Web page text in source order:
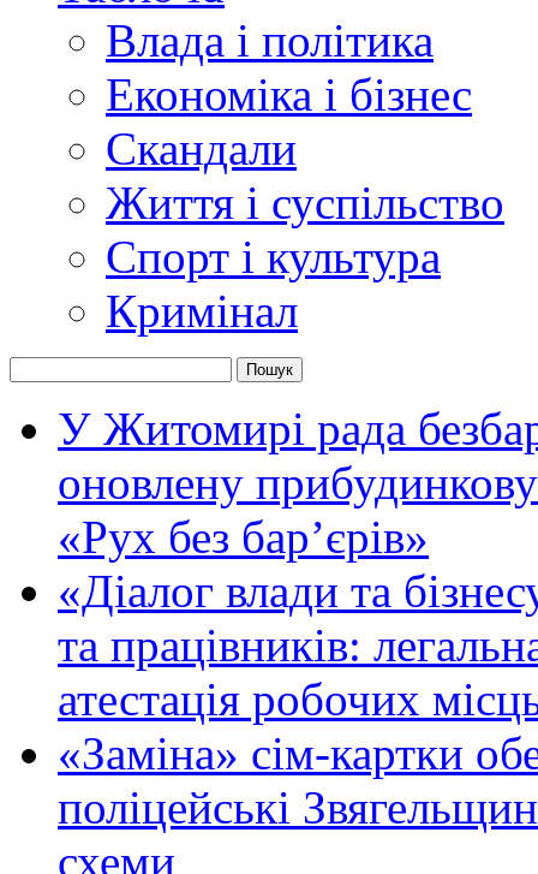
Влада і політика
Економіка і бізнес
Скандали
Життя і суспільство
Спорт і культура
Кримінал
У Житомирі рада
оновлену
«Рух без бар’єрів»
«Діалог влади та
та працівників:
атестація робочих
«Заміна» сім-картки
поліцейські
схеми